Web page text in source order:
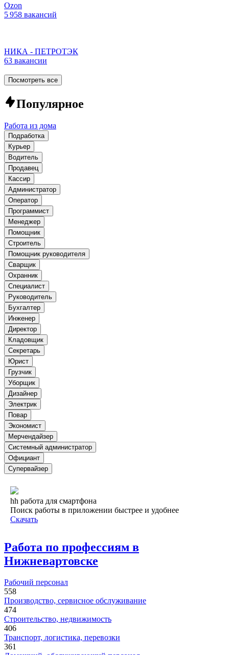
Ozon
5 958 вакансий
НИКА - ПЕТРОТЭК
63 вакансии
Посмотреть все
Популярное
Работа из дома
Подработка
Курьер
Водитель
Продавец
Кассир
Администратор
Оператор
Программист
Менеджер
Помощник
Строитель
Помощник руководителя
Сварщик
Охранник
Специалист
Руководитель
Бухгалтер
Инженер
Директор
Кладовщик
Секретарь
Юрист
Грузчик
Уборщик
Дизайнер
Электрик
Повар
Экономист
Мерчендайзер
Системный администратор
Официант
Супервайзер
hh работа для смартфона
Поиск работы в приложении быстрее и удобнее
Скачать
Работа по профессиям в
Нижневартовске
Рабочий персонал
558
Производство, сервисное обслуживание
474
Строительство, недвижимость
406
Транспорт, логистика, перевозки
361